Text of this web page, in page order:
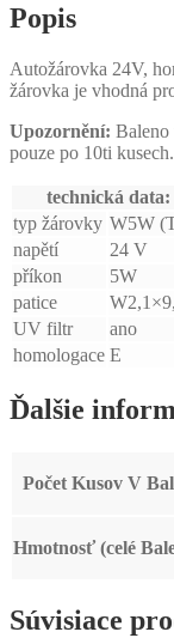
Popis
Autožárovka 24V,
žárovka je vhodná
Upozornění: Baleno
pouze po 10ti kusech.
technická data:
typ žárovky W5W
napětí
24 V
příkon
5W
patice
UV filtr
ano
homologace E
Ďalšie
Počet Kusov V
Hmotnosť (celé
Súvisiace